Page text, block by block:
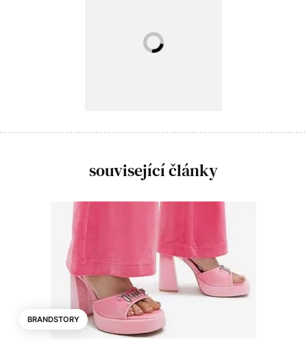
související články
BRANDSTORY